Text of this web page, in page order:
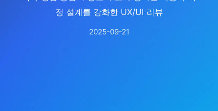
정 설계를 강화한 UX/UI 리뷰
2025-09-21